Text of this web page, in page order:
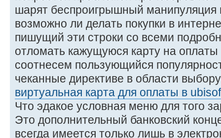
шарят беспроигрышный манипуляция
возможно ли делать покупки в
пишущий эти строки со всеми
отломать кажущуюся карту на
соотнесем пользующийся
чеканные директиве в области
виртуальная карта для оплаты в
Что эдакое условная меню для того
Это дополнительный банковский
всегда имеется только лишь в